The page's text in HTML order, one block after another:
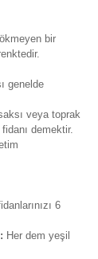
bir
genelde
veya toprak
demektir.
6
Her dem yeşil